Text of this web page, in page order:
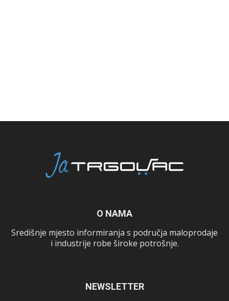
O NAMA
Središnje mjesto informiranja s područja maloprodaje
i industrije robe široke potrošnje.
NEWSLETTER